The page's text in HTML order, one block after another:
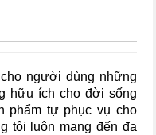
người dùng những
hữu ích cho đời sống
phẩm tự phục vụ cho
tôi luôn mang đến đa